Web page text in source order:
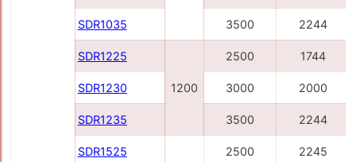
SDR1035 3500 2244
SDR1225
1200
2500 1744
SDR1230 3000 2000
SDR1235 3500 2244
SDR1525 2500 2245